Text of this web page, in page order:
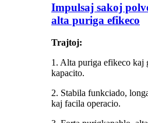
Impulsaj sakoj
alta puriga efikeco
Trajtoj:
1. Alta puriga efikeco kaj
kapacito.
2. Stabila funkciado,
kaj facila operacio.